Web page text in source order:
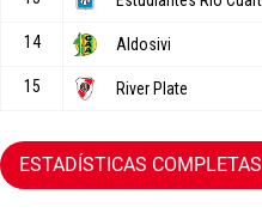
ESTADÍSTICAS COMPLETAS